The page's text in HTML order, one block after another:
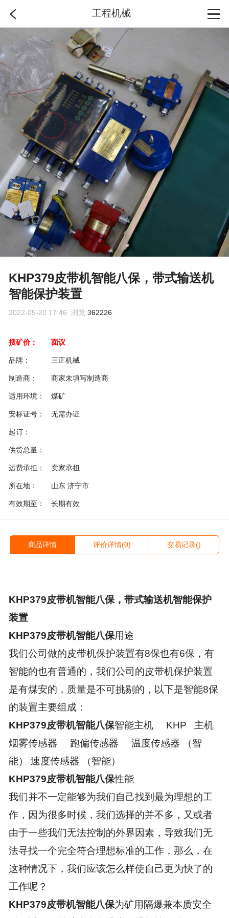
工程机械
分类
搜索
KHP379皮带机智能八保，带式输送机
智能保护装置
2022-05-20 17:46 浏览:362226
搜矿价： 面议
品牌： 三正机械
制造商： 商家未填写制造商
适用环境： 煤矿
安标证号： 无需办证
起订：
供货总量：
运费承担： 卖家承担
所在地： 山东 济宁市
有效期至： 长期有效
商品详情 评价详情(0) 交易记录()
KHP379皮带机智能八保，带式输送机智能保护
装置
KHP379皮带机智能八保用途
我们公司做的皮带机保护装置有8保也有6保，有
智能的也有普通的，我们公司的皮带机保护装置
是有煤安的，质量是不可挑剔的，以下是智能8保
的装置主要组成：
KHP379皮带机智能八保智能主机KHP 主机
烟雾传感器
跑偏传感器 温度传感器
（智
能）
速度传感器
（智能）
KHP379皮带机智能八保性能
我们并不一定能够为我们自己找到最为理想的工
作，因为很多时候，我们选择的并不多，又或者
由于一些我们无法控制的外界因素，导致我们无
法寻找一个完全符合理想标准的工作，那么，在
这种情况下，我们应该怎么样使自己更为快了的
工作呢？
KHP379皮带机智能八保为矿用隔爆兼本质安全